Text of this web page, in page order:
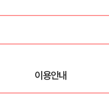
이용안내